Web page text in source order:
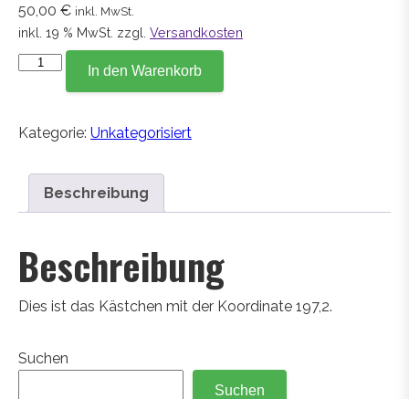
50,00 € inkl. MwSt.
inkl. 19 % MwSt. zzgl. Versandkosten
Koordinate
In den Warenkorb
Kategorie: Unkategorisiert
Beschreibung
Beschreibung
Dies ist das Kästchen mit der Koordinate 197,2.
Suchen
Suchen